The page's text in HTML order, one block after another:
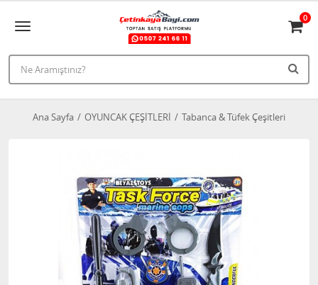
0
Ana Sayfa OYUNCAK ÇEŞİTLERİ Tabanca & Tüfek Çeşitleri